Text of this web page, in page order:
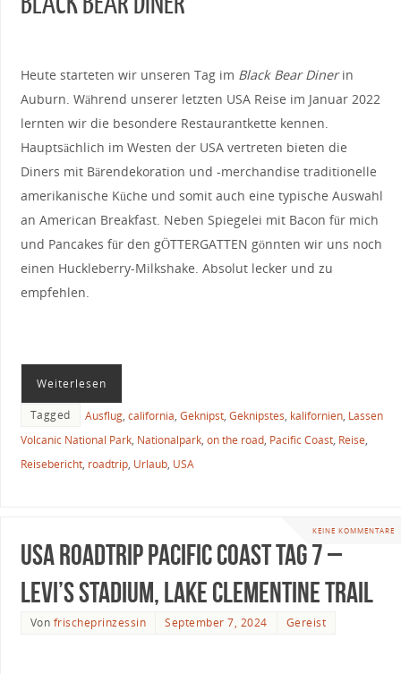
Heute starteten wir unseren Tag im Black Bear Dinerin
Auburn. Während unserer letzten USA Reise im Januar 2022
lernten wir die besondere Restaurantkette kennen.
Hauptsächlich im Westen der USA vertreten bieten die
Diners mit Bärendekoration und -merchandise traditionelle
amerikanische Küche und somit auch eine typische Auswahl
an American Breakfast. Neben Spiegelei mit Bacon für mich
und Pancakes für den gÖTTERGATTEN gönnten wir uns noch
einen Huckleberry-Milkshake. Absolut lecker und zu
empfehlen.
Weiterlesen
Tagged Ausflug, california, Geknipst, Geknipstes, kalifornien, Lassen
Volcanic National Park, Nationalpark, on the road, Pacific Coast, Reise,
Reisebericht, roadtrip, Urlaub, USA
KEINE KOMMENTARE
USA Roadtrip Pacific Coast Tag 7 –
Levi’s Stadium, Lake Clementine Trail
Von frischeprinzessin September 7, 2024 Gereist